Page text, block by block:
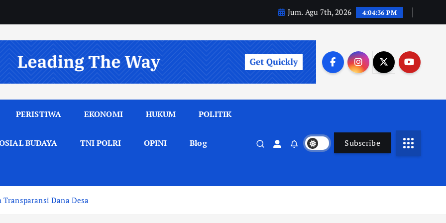
Jum. Agu 7th, 2026 4:04:37 PM
PERISTIWA EKONOMI HUKUM POLITIK
BUDAYA TNI POLRI OPINI Blog Subscribe
Dana Desa